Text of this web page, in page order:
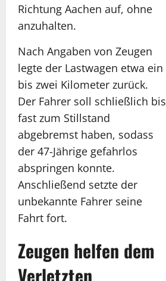
Richtung Aachen auf, ohne
anzuhalten.
Nach Angaben von Zeugen
legte der Lastwagen etwa ein
bis zwei Kilometer zurück.
Der Fahrer soll schließlich bis
fast zum Stillstand
abgebremst haben, sodass
der 47-Jährige gefahrlos
abspringen konnte.
Anschließend setzte der
unbekannte Fahrer seine
Fahrt fort.
Zeugen helfen dem
Verletzten